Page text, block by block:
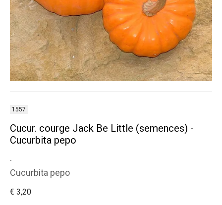
1557
Cucur. courge Jack Be Little (semences) -
Cucurbita pepo
.
Cucurbita pepo
€ 3,20